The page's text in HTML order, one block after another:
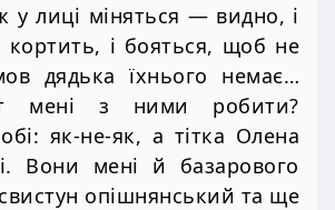
у лиці міняться — видно, і
і бояться, щоб не
дядька їхнього немає…
з ними робити?
як-не-як, а тітка Олена
Вони мені й базарового
опішнянський та ще